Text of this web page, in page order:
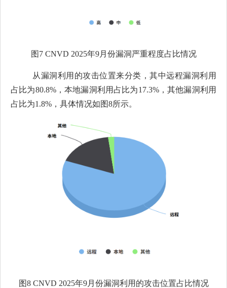
图 7 CNVD 2025年9月份漏洞严重程度占比情况
从漏洞利用的攻击位置来分类，其中远程漏洞利用
占比为80.8%，本地漏洞利用占比为17.3%，其他漏洞利用
占比为1.8%，具体情况如图8所示。
图8 CNVD 2025年9月份漏洞利用的攻击位置占比情况